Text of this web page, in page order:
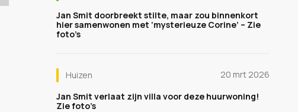
Jan Smit doorbreekt stilte, maar zou binnenkort
hier samenwonen met ‘mysterieuze Corine’ – Zie
foto’s
Huizen
20 mrt 2026
Jan Smit verlaat zijn villa voor deze huurwoning!
Zie foto’s